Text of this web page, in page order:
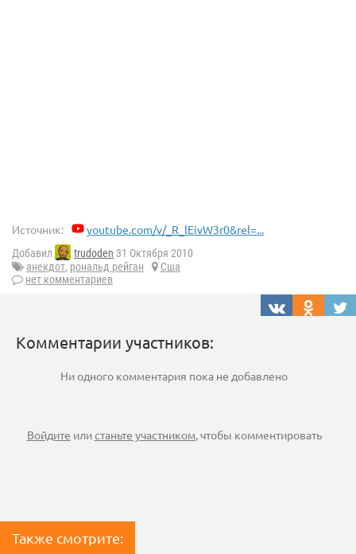
Источник: youtube.com/v/_R_lEivW3r0&rel=...
Добавил trudoden 31 Октября 2010
анекдот, рональд рейган
Сша
нет комментариев
Комментарии участников:
Ни одного комментария пока не добавлено
Войдите илистаньте участником, чтобы комментировать
Также смотрите: